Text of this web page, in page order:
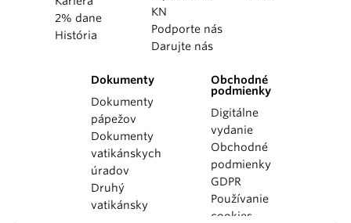
2% dane
História
KN
Podporte nás
Darujte nás
Dokumenty
Dokumenty
pápežov
Dokumenty
vatikánskych
úradov
Druhý
vatikánsky
Obchodné
podmienky
Digitálne
vydanie
Obchodné
podmienky
GDPR
Používanie
cookies